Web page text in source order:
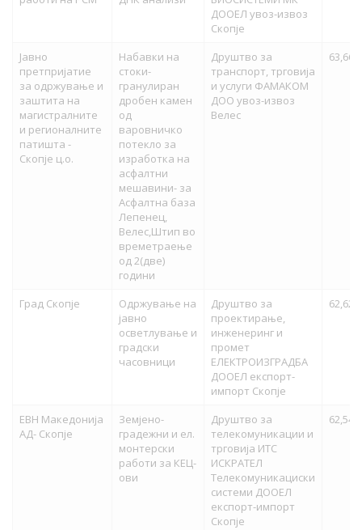
ДООЕЛ увоз-извоз
Скопје
Јавно
претпријатие
за одржување и
заштита на
магистралните
и регионалните
патишта -
Скопје ц.о.
Набавки на
стоки-
гранулиран
дробен камен
од
варовничко
потекло за
изработка на
асфалтни
мешавини- за
Асфалтна база
Лепенец,
Велес,Штип во
времетраење
од 2(две)
години
Друштво за
транспорт, трговија
и услуги ФАМАКОМ
ДОО увоз-извоз
Велес
Град Скопје
Одржување на
јавно
осветлување и
градски
часовници
Друштво за
проектирање,
инженеринг и
промет
ЕЛЕКТРОИЗГРАДБА
ДООЕЛ експорт-
импорт Скопје
ЕВН Македонија
АД- Скопје
Земјено-
градежни и ел.
монтерски
работи за КЕЦ-
ови
Друштво за
телекомуникации и
трговија ИТС
ИСКРАТЕЛ
Телекомуникациски
системи ДООЕЛ
експорт-импорт
Скопје